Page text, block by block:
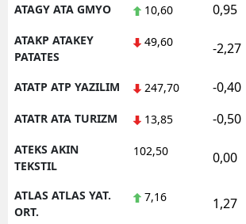
ATAGY ATA GMYO 10,60 0,95
ATAKP ATAKEY
PATATES
49,60 -2,27
ATATP ATP YAZILIM 247,70 -0,40
ATATR ATA TURIZM 13,85 -0,50
ATEKS AKIN
TEKSTIL
102,50 0,00
ATLAS ATLAS YAT.
ORT.
7,16 1,27